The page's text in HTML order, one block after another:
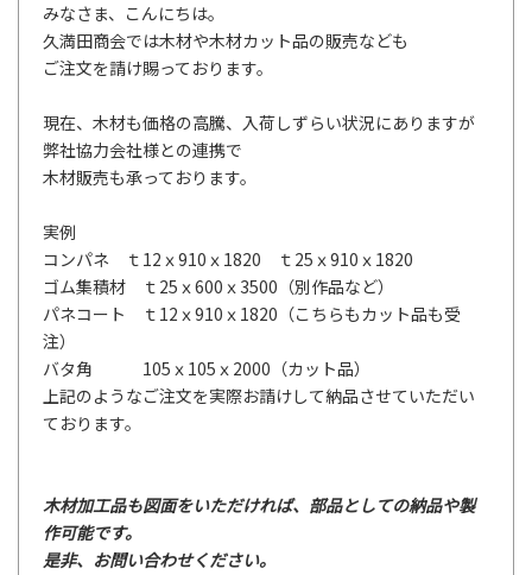
みなさま、こんにちは。
久満田商会では木材や木材カット品の販売なども
ご注文を請け賜っております。
現在、木材も価格の高騰、入荷しずらい状況にありますが
弊社協力会社様との連携で
木材販売も承っております。
実例
コンパネ ｔ12ｘ910ｘ1820 ｔ25ｘ910ｘ1820
ゴム集積材 ｔ25ｘ600ｘ3500（別作品など）
パネコート ｔ12ｘ910ｘ1820（こちらもカット品も受
注）
バタ角 105ｘ105ｘ2000（カット品）
上記のようなご注文を実際お請けして納品させていただい
ております。
木材加工品も図面をいただければ、部品としての納品や製
作可能です。
是非、お問い合わせください。